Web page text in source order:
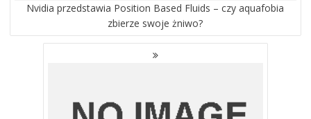
Nvidia przedstawia Position Based Fluids – czy aquafobia
zbierze swoje żniwo?